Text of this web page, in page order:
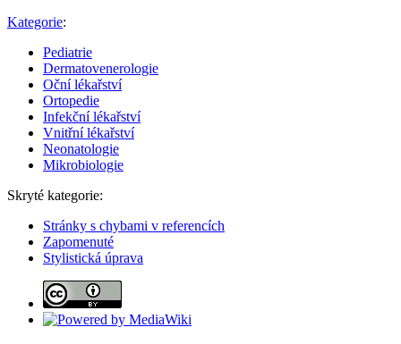
Kategorie:
Pediatrie
Dermatovenerologie
Oční lékařství
Ortopedie
Infekční lékařství
Vnitřní lékařství
Neonatologie
Mikrobiologie
Skryté kategorie:
Stránky s chybami v referencích
Zapomenuté
Stylistická úprava